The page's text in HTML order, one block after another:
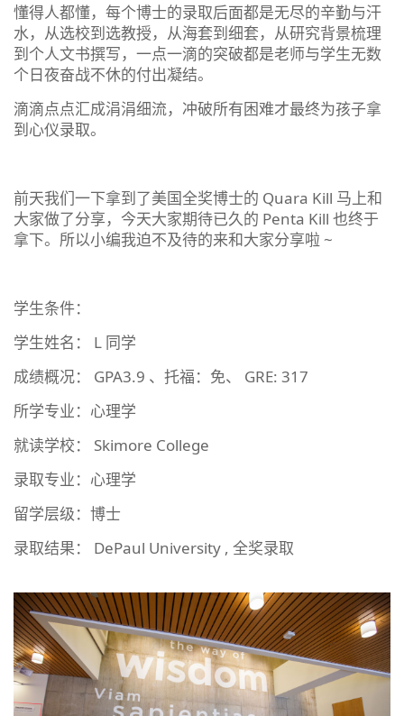
懂得人都懂，每个博士的录取后面都是无尽的辛勤与汗
水，从选校到选教授，从海套到细套，从研究背景梳理
到个人文书撰写，一点一滴的突破都是老师与学生无数
个日夜奋战不休的付出凝结。
滴滴点点汇成涓涓细流，冲破所有困难才最终为孩子拿
到心仪录取。
前天我们一下拿到了美国全奖博士的 Quara Kill 马上和
大家做了分享，今天大家期待已久的 Penta Kill 也终于
拿下。所以小编我迫不及待的来和大家分享啦 ~
学生条件：
学生姓名： L 同学
成绩概况： GPA3.9 、托福：免、 GRE: 317
所学专业：心理学
就读学校： Skimore College
录取专业：心理学
留学层级：博士
录取结果： DePaul University , 全奖录取